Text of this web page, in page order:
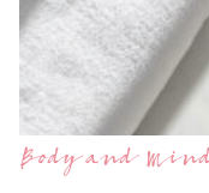
Body and Mind